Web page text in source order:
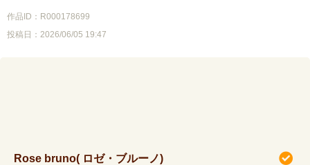
作品ID：R000178699
投稿日：2026/06/05 19:47
Rose bruno( ロゼ・ブルーノ)